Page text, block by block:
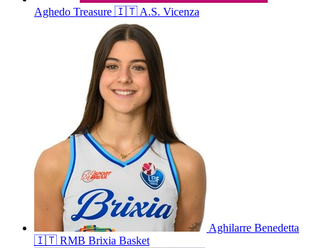
Aghedo Treasure 🇮🇹A.S. Vicenza
Aghilarre Benedetta
🇮🇹 RMB Brixia Basket